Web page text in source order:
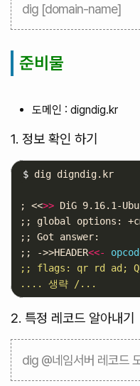
dig [domain-name]
준비물
도메인 : digndig.kr
1. 정보 확인 하기
$ dig digndig.kr
; <<>> DiG 9.16.1-
;;
;;
;;
->>HEADER<<-
;; flags: qr rd ad;
2. 특정 레코드 알아내기
dig @네임서버 레코드